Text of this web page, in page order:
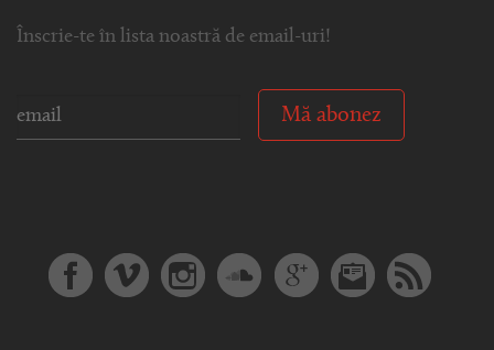
Înscrie-te în lista noastră de email-uri!
Mă abonez